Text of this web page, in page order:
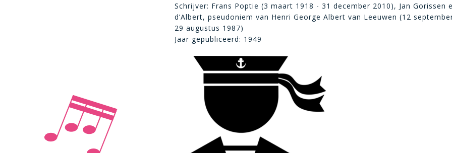
Schrijver: Frans Poptie (3 maart 1918 - 31 december 2010), Jan Gorissen
d’Albert, pseudoniem van Henri George Albert van Leeuwen (12
29 augustus 1987)
Jaar gepubliceerd: 1949